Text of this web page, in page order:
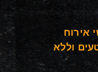
אירוח
וללא